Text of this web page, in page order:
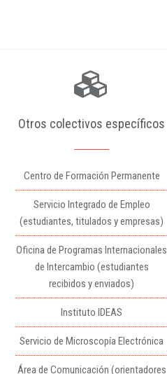
Otros colectivos específicos
Centro de Formación Permanente
Servicio Integrado de Empleo
(estudiantes, titulados y empresas)
Oficina de Programas Internacionales
de Intercambio (estudiantes
recibidos y enviados)
Instituto IDEAS
Servicio de Microscopía Electrónica
Área de Comunicación (orientadores